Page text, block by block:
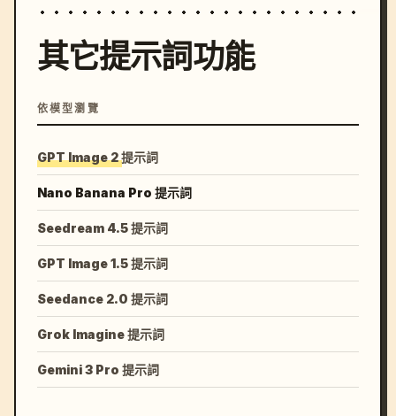
其它提示詞功能
依模型瀏覽
GPT Image 2 提示詞
Nano Banana Pro 提示詞
Seedream 4.5 提示詞
GPT Image 1.5 提示詞
Seedance 2.0 提示詞
Grok Imagine 提示詞
Gemini 3 Pro 提示詞